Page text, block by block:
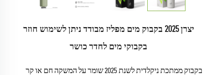
יצרן 2025 בקבוק מים מפליז מבודד ניתן לשימוש חוזר
בקבוקי מים לחדר כושר
בקבוק ממתכת ניקלדית לשנת 2025 שומר על המשקה חם או קר